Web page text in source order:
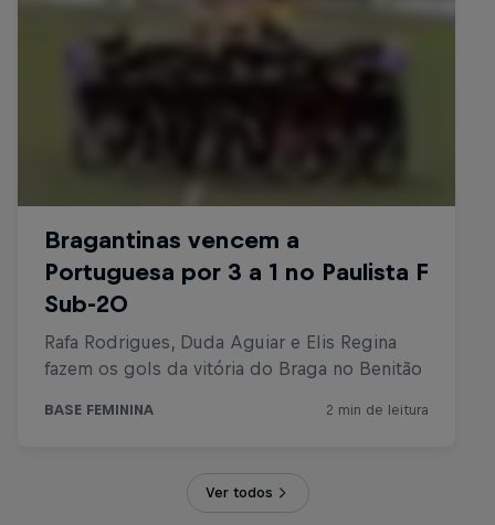
Ver todos